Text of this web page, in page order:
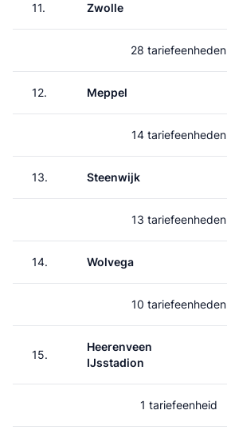
11. Zwolle
28 tariefeenheden
12. Meppel
14 tariefeenheden
13. Steenwijk
13 tariefeenheden
14. Wolvega
10 tariefeenheden
15.
Heerenveen
IJsstadion
1 tariefeenheid